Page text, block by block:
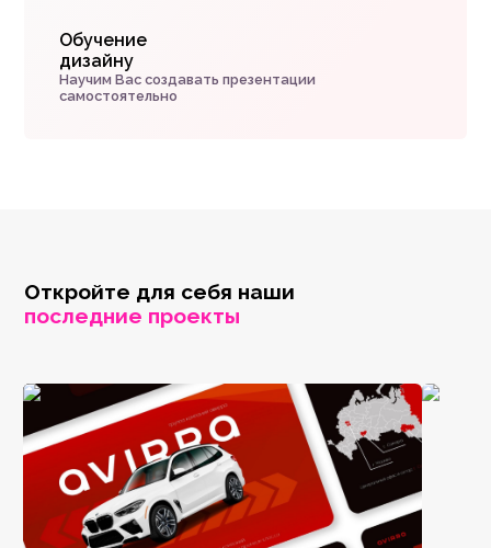
Обучение
дизайну
Научим Вас создавать презентации
самостоятельно
Откройте для себя наши
последние проекты